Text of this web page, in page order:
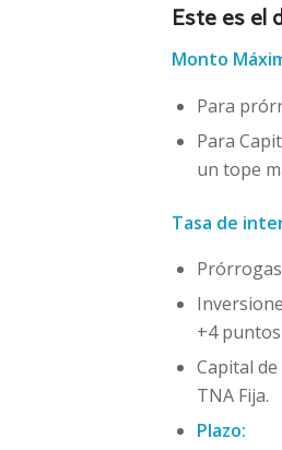
Este es el
Monto
Para
Para
un tope
Tasa de
+4
Capital
TNA Fija.
Plazo: